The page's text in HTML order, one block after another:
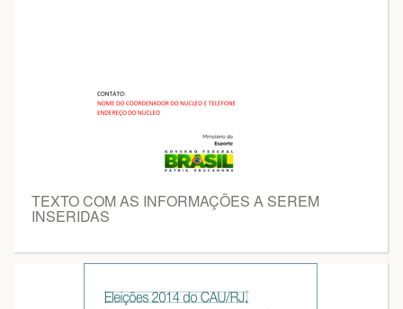
TEXTO COM AS INFORMAÇÕES A SEREM
INSERIDAS